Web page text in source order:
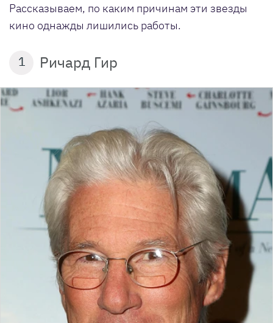
Рассказываем, по каким причинам эти звезды
кино однажды лишились работы.
1 Ричард Гир